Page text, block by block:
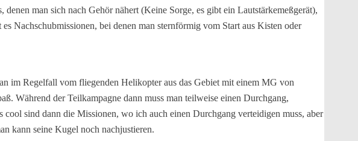
denen man sich nach Gehör nähert (Keine Sorge, es gibt ein Lautstärkemeßgerät),
Nachschubmissionen, bei denen man sternförmig vom Start aus Kisten oder
im Regelfall vom fliegenden Helikopter aus das Gebiet mit einem MG von
Während der Teilkampagne dann muss man teilweise einen Durchgang,
sind dann die Missionen, wo ich auch einen Durchgang verteidigen muss, aber
kann seine Kugel noch nachjustieren.